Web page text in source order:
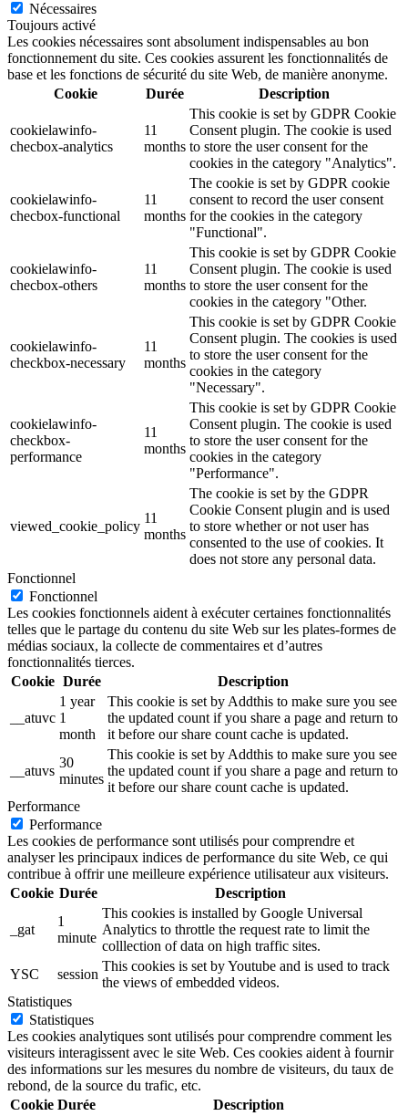
Nécessaires
Toujours activé
Les cookies nécessaires sont absolument indispensables au bon
fonctionnement du site. Ces cookies assurent les fonctionnalités de
base et les fonctions de sécurité du site Web, de manière anonyme.
Cookie
Durée Description
cookielawinfo-
checbox-analytics
11
months
This cookie is set by GDPR Cookie
Consent plugin. The cookie is used
to store the user consent for the
cookies in the category "Analytics".
cookielawinfo-
checbox-functional
11
months
The cookie is set by GDPR cookie
consent to record the user consent
for the cookies in the category
"Functional".
cookielawinfo-
checbox-others
11
months
This cookie is set by GDPR Cookie
Consent plugin. The cookie is used
to store the user consent for the
cookies in the category "Other.
cookielawinfo-
checkbox-necessary
11
months
This cookie is set by GDPR Cookie
Consent plugin. The cookies is used
to store the user consent for the
cookies in the category
"Necessary".
cookielawinfo-
checkbox-
performance
11
months
This cookie is set by GDPR Cookie
Consent plugin. The cookie is used
to store the user consent for the
cookies in the category
"Performance".
viewed_cookie_policy
11
months
The cookie is set by the GDPR
Cookie Consent plugin and is used
to store whether or not user has
consented to the use of cookies. It
does not store any personal data.
Fonctionnel
Fonctionnel
Les cookies fonctionnels aident à exécuter certaines fonctionnalités
telles que le partage du contenu du site Web sur les plates-formes de
médias sociaux, la collecte de commentaires et d’autres
fonctionnalités tierces.
Cookie Durée Description
__atuvc
1 year
1
month
This cookie is set by Addthis to make sure you see
the updated count if you share a page and return to
it before our share count cache is updated.
__atuvs
30
minutes
This cookie is set by Addthis to make sure you see
the updated count if you share a page and return to
it before our share count cache is updated.
Performance
Performance
Les cookies de performance sont utilisés pour comprendre et
analyser les principaux indices de performance du site Web, ce qui
contribue à offrir une meilleure expérience utilisateur aux visiteurs.
Cookie Durée Description
_gat
1
minute
This cookies is installed by Google Universal
Analytics to throttle the request rate to limit the
colllection of data on high traffic sites.
YSC
session
This cookies is set by Youtube and is used to track
the views of embedded videos.
Statistiques
Statistiques
Les cookies analytiques sont utilisés pour comprendre comment les
visiteurs interagissent avec le site Web. Ces cookies aident à fournir
des informations sur les mesures du nombre de visiteurs, du taux de
rebond, de la source du trafic, etc.
Cookie Durée Description